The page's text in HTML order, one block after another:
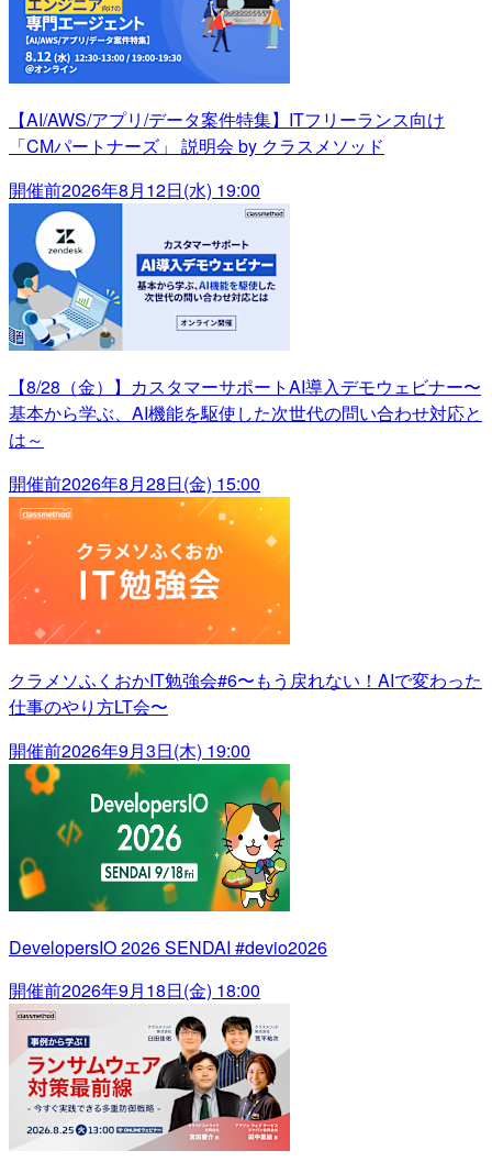
【AI/AWS/アプリ/データ案件特集】ITフリーランス向け
「CMパートナーズ」 説明会 by クラスメソッド
開催前2026年8月12日(水) 19:00
【8/28（金）】カスタマーサポートAI導入デモウェビナー〜
基本から学ぶ、AI機能を駆使した次世代の問い合わせ対応と
は～
開催前2026年8月28日(金) 15:00
クラメソふくおかIT勉強会#6〜もう戻れない！AIで変わった
仕事のやり方LT会〜
開催前2026年9月3日(木) 19:00
DevelopersIO 2026 SENDAI #devio2026
開催前2026年9月18日(金) 18:00